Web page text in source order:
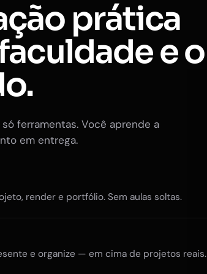
prática
e o
ferramentas. Você aprende a
em entrega.
render e portfólio. Sem aulas soltas.
e organize — em cima de projetos reais.